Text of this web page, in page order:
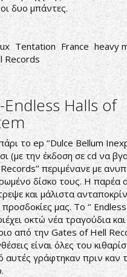
δυο μπάντες.
Tentation France heavy
Records
Halls of
το ep ‘’Dulce Bellum
(με την έκδοση σε cd να
περιμένανε με
δίσκο τους. Η παρέα
και μάλιστα
μας. Το ‘’
οκτώ νέα τραγούδια
από την Gates of Hell
είναι όλες του
αυτές γράφτηκαν πριν καν